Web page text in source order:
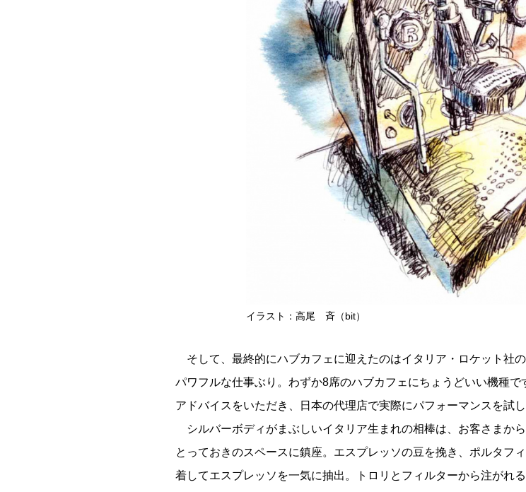
イラスト：高尾 斉（bit）
そして、最終的にハブカフェに迎えたのはイタリア・ロケット社
パワフルな仕事ぶり。わずか8席のハブカフェにちょうどいい機種で
アドバイスをいただき、日本の代理店で実際にパフォーマンスを試し
シルバーボディがまぶしいイタリア生まれの相棒は、お客さまか
とっておきのスペースに鎮座。エスプレッソの豆を挽き、ポルタフ
着してエスプレッソを一気に抽出。トロリとフィルターから注がれ